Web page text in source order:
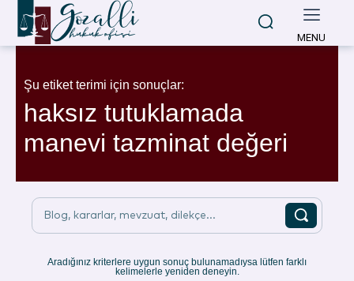
MENU
Şu etiket terimi için sonuçlar:
haksız tutuklamada
manevi tazminat değeri
Blog, kararlar, mevzuat, dilekçe...
Aradığınız kriterlere uygun sonuç bulunamadıysa lütfen farklı
kelimelerle yeniden deneyin.